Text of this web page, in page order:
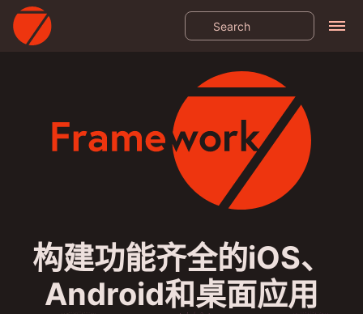
构建功能齐全的iOS、
Android和桌面应用